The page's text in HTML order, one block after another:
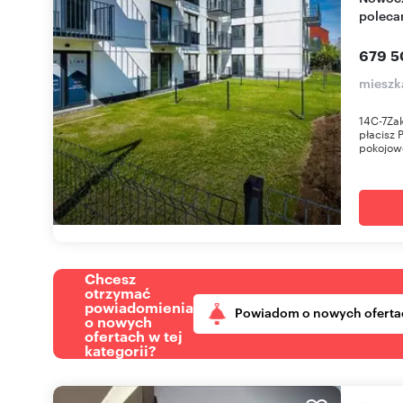
679
14C-
płacisz
Chcesz
otrzymać
powiadomienia
o nowych
ofertach w tej
kategorii?
Powiadom o nowych